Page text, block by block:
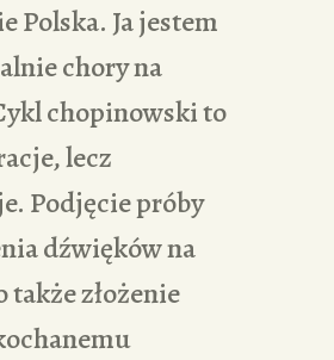
Polska. Ja jestem
chory na
chopinowski to
lecz
Podjęcie próby
dźwięków na
także złożenie